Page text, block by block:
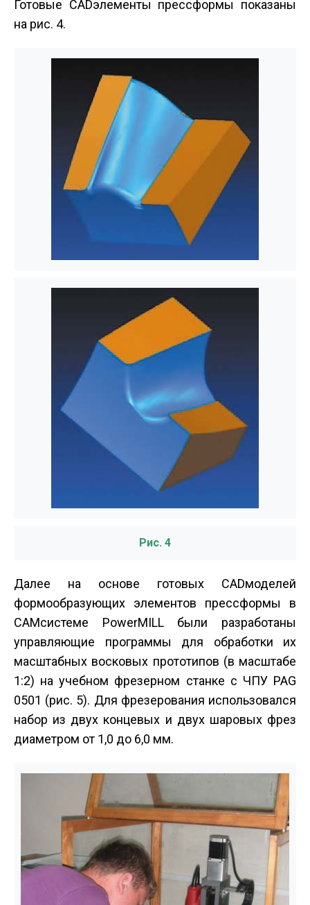
Готовые CAD­элементы пресс­формы показаны
на рис. 4.
Рис. 4
Далее на основе готовых CAD­моделей
формообразующих элементов пресс­формы в
CAM­системе PowerMILL были разработаны
управляющие программы для обработки их
масштабных восковых прототипов (в масштабе
1:2) на учебном фрезерном станке с ЧПУ PAG
0501 (рис. 5). Для фрезерования использовался
набор из двух концевых и двух шаровых фрез
диаметром от 1,0 до 6,0 мм.